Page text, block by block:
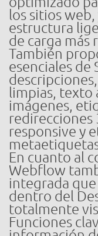
los sitios
estructura
de carga más
También
esenciales de
limpias, texto
imágenes,
redirecciones
responsive y
En cuanto al
Webflow
integrada
dentro del
totalmente
Funciones